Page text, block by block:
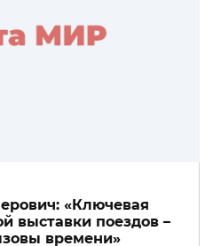
«Ключевая
выставки поездов –
времени»